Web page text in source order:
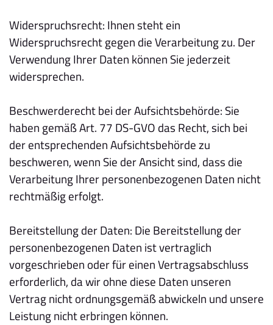
Widerspruchsrecht: Ihnen steht ein
Widerspruchsrecht gegen die Verarbeitung zu. Der
Verwendung Ihrer Daten können Sie jederzeit
widersprechen.
Beschwerderecht bei der Aufsichtsbehörde: Sie
haben gemäß Art. 77 DS-GVO das Recht, sich bei
der entsprechenden Aufsichtsbehörde zu
beschweren, wenn Sie der Ansicht sind, dass die
Verarbeitung Ihrer personenbezogenen Daten nicht
rechtmäßig erfolgt.
Bereitstellung der Daten: Die Bereitstellung der
personenbezogenen Daten ist vertraglich
vorgeschrieben oder für einen Vertragsabschluss
erforderlich, da wir ohne diese Daten unseren
Vertrag nicht ordnungsgemäß abwickeln und unsere
Leistung nicht erbringen können.